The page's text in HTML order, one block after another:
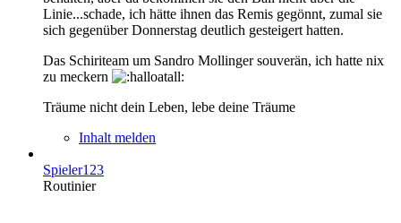
Linie...schade, ich hätte ihnen das Remis gegönnt, zumal sie
sich gegenüber Donnerstag deutlich gesteigert hatten.
Das Schiriteam um Sandro Mollinger souverän, ich hatte nix
zu meckern
Träume nicht dein Leben, lebe deine Träume
Inhalt melden
Spieler123
Routinier